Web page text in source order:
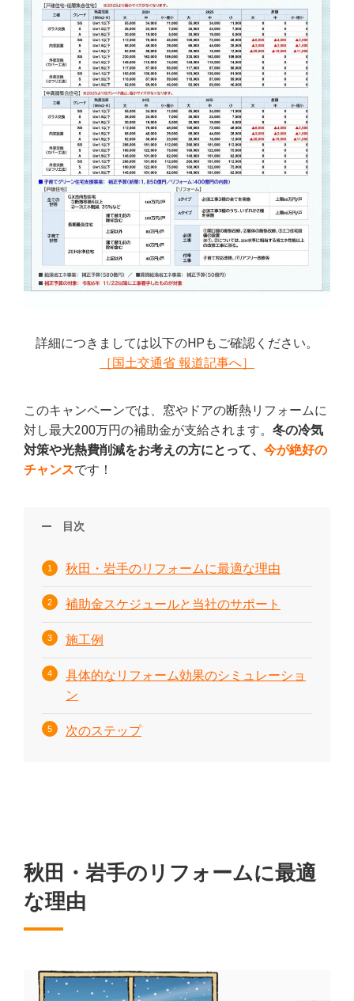
詳細につきましては以下のHPもご確認ください。
［国土交通省 報道記事へ］
このキャンペーンでは、窓やドアの断熱リフォームに
対し最大200万円の補助金が支給されます。 冬の冷気
対策や光熱費削減をお考えの方にとって、 今が絶好の
チャンスです！
目次
秋田・岩手のリフォームに最適な理由
補助金スケジュールと当社のサポート
施工例
具体的なリフォーム効果のシミュレーショ
ン
次のステップ
秋田・岩手のリフォームに最適
な理由